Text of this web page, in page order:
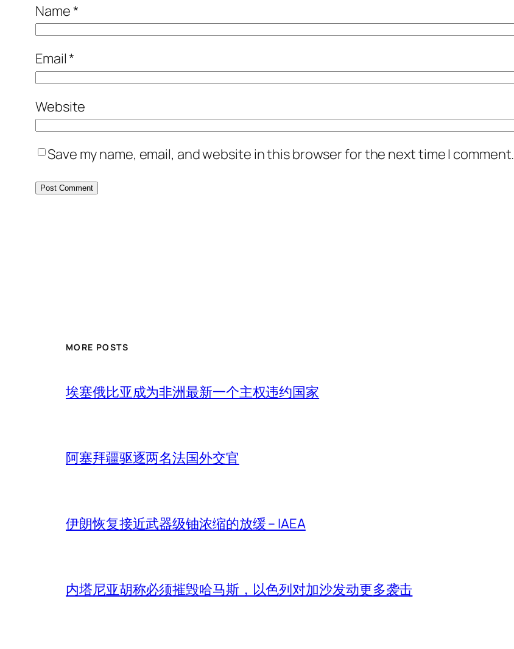
Name*
Email*
Website
Save my name, email, and website in this browser for the next time I comment.
MORE POSTS
埃塞俄比亚成为非洲最新一个主权违约国家
阿塞拜疆驱逐两名法国外交官
伊朗恢复接近武器级铀浓缩的放缓 – IAEA
内塔尼亚胡称必须摧毁哈马斯，以色列对加沙发动更多袭击